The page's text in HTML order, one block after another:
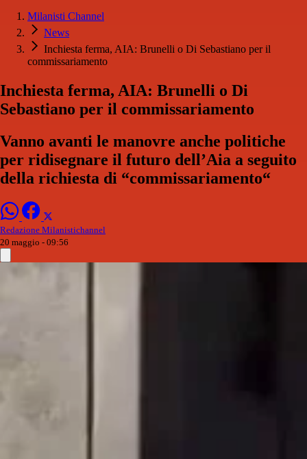
Milanisti Channel
News
Inchiesta ferma, AIA: Brunelli o Di Sebastiano per il
commissariamento
Inchiesta ferma, AIA: Brunelli o Di
Sebastiano per il commissariamento
Vanno avanti le manovre anche politiche
per ridisegnare il futuro dell’Aia a seguito
della richiesta di “commissariamento“
Redazione Milanistichannel
20 maggio - 09:56